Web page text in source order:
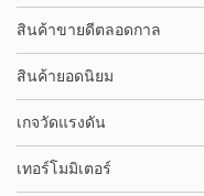
สินค้าขายดีตลอดกาล
สินค้ายอดนิยม
เกจวัดแรงดัน
เทอร์โมมิเตอร์